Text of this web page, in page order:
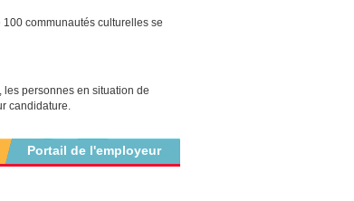
communautés culturelles se
personnes en situation de
candidature.
Portail de l'employeur